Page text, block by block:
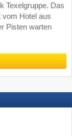
Texelgruppe. Das
vom Hotel aus
Pisten warten